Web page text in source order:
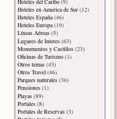
Hoteles del Caribe (9)
Hoteles en America de Sur (12)
Hoteles España (46)
Hoteles Europa (19)
Líneas Aéreas (5)
Lugares de Interes (63)
Monumentos y Castillos (23)
Oficinas de Turismo (1)
Otros temas (43)
Otros Travel (46)
Parques naturales (36)
Pensiones (1)
Playas (89)
Portales (8)
Portales de Reservas (3)